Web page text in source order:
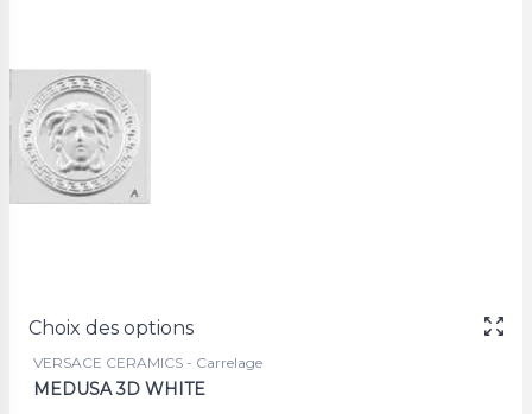
Choix des options
VERSACE CERAMICS - Carrelage
MEDUSA 3D WHITE